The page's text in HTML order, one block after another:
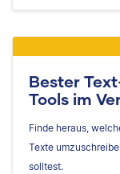
Bester
Tools im
Finde heraus,
Texte
solltest.